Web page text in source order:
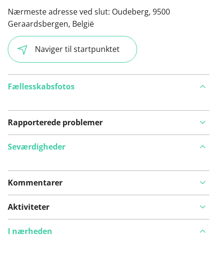
Nærmeste adresse ved slut: Oudeberg, 9500
Geraardsbergen, België
Naviger til startpunktet
Fællesskabsfotos
Rapporterede problemer
Se på kort
Har du lagt mærke til noget på denne rute?
Seværdigheder
Kommentarer
Aktiviteter
I nærheden